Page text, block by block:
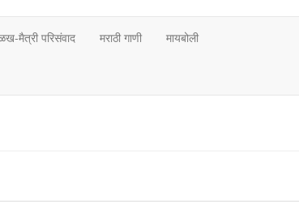
मैत्री परिसंवाद मराठी गाणी मायबोली